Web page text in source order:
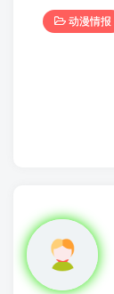
动漫情报